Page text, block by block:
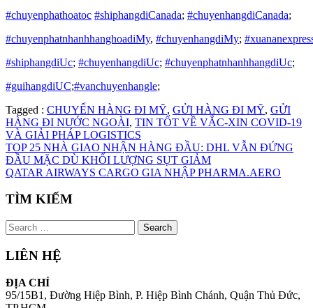
#chuyenphathoatoc #shiphangdiCanada; #chuyenhangdiCanada;
#chuyenphatnhanhhanghoadiMy, #chuyenhangdiMy;
#shiphangdiUc; #chuyenhangdiUc; #chuyenphatnhanhhangdiUc;
#guihangdiUC;#vanchuyenhangle;
Tagged : CHUYỂN HÀNG ĐI MỸ, GỬI HÀNG ĐI MỸ, GỬI
HÀNG ĐI NƯỚC NGOÀI, TIN TỐT VỀ VẮC-XIN COVID-19
VÀ GIẢI PHÁP LOGISTICS
Continue
Reading
TOP 25 NHÀ GIAO NHẬN HÀNG ĐẦU: DHL VẪN ĐỨNG
ĐẦU MẶC DÙ KHỐI LƯỢNG SỤT GIẢM
QATAR AIRWAYS CARGO GIA NHẬP PHARMA.AERO
TÌM KIẾM
Search
for:
LIÊN HỆ
ĐỊA CHỈ
95/15B1, Đường Hiệp Bình, P. Hiệp Bình Chánh, Quận Thủ Đức,